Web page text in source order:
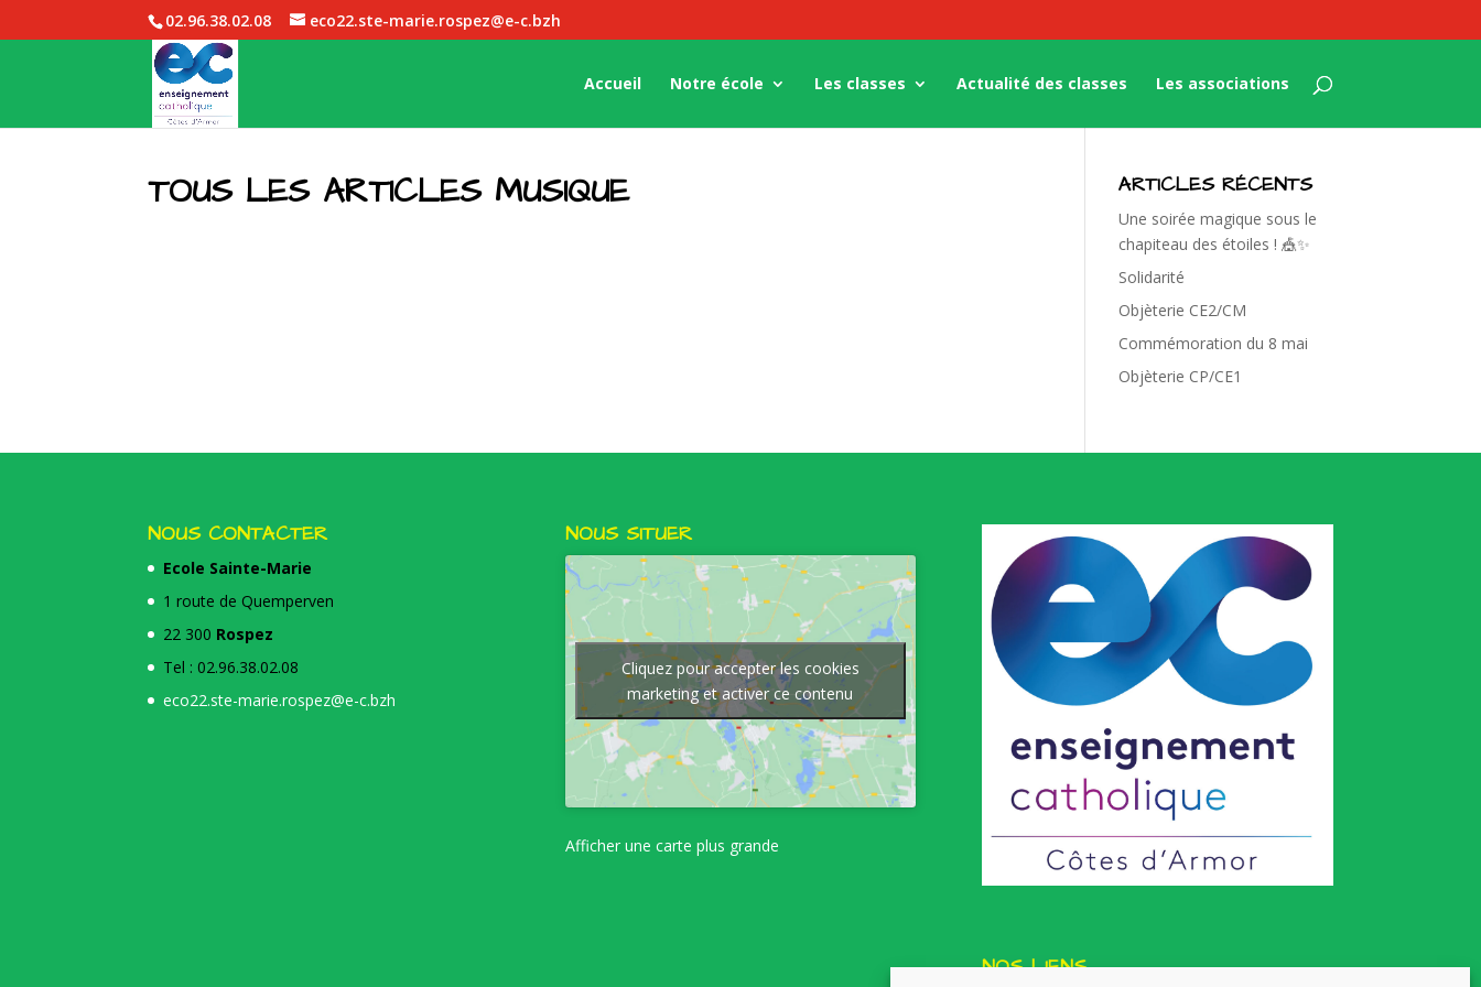
02.96.38.02.08 eco22.ste-marie.rospez@e-c.bzh
Accueil Notre école Les classes Actualité des classes Les associations
TOUS LES ARTICLES MUSIQUE ARTICLES RÉCENTS
Une soirée magique sous le
chapiteau des étoiles ! 🎪✨
Solidarité
Objèterie CE2/CM
Commémoration du 8 mai
Objèterie CP/CE1
NOUS CONTACTER
Ecole Sainte-Marie
1 route de Quemperven
22 300 Rospez
Tel : 02.96.38.02.08
eco22.ste-marie.rospez@e-c.bzh
NOUS SITUER
Cliquez pour accepter les cookies
marketing et activer ce contenu
Afficher une carte plus grande
NOS LIENS